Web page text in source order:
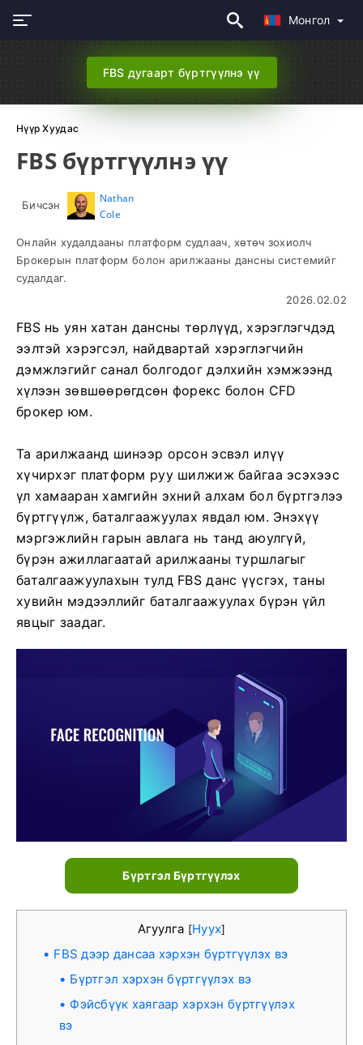
Монгол
FBS дугаарт бүртгүүлнэ үү
Нүүр Хуудас
FBS бүртгүүлнэ үү
Бичсэн
Nathan
Cole
Онлайн худалдааны платформ судлаач, хөтөч зохиолч
Брокерын платформ болон арилжааны дансны системийг
судалдаг.
2026.02.02
FBS нь уян хатан дансны төрлүүд, хэрэглэгчдэд
ээлтэй хэрэгсэл, найдвартай хэрэглэгчийн
дэмжлэгийг санал болгодог дэлхийн хэмжээнд
хүлээн зөвшөөрөгдсөн форекс болон CFD
брокер юм.
Та арилжаанд шинээр орсон эсвэл илүү
хүчирхэг платформ руу шилжиж байгаа эсэхээс
үл хамааран хамгийн эхний алхам бол бүртгэлээ
бүртгүүлж, баталгаажуулах явдал юм. Энэхүү
мэргэжлийн гарын авлага нь танд аюулгүй,
бүрэн ажиллагаатай арилжааны туршлагыг
баталгаажуулахын тулд FBS данс үүсгэх, таны
хувийн мэдээллийг баталгаажуулах бүрэн үйл
явцыг заадаг.
Бүртгэл Бүртгүүлэх
Агуулга [Нуух]
FBS дээр дансаа хэрхэн бүртгүүлэх вэ
Бүртгэл хэрхэн бүртгүүлэх вэ
Фэйсбүүк хаягаар хэрхэн бүртгүүлэх
вэ